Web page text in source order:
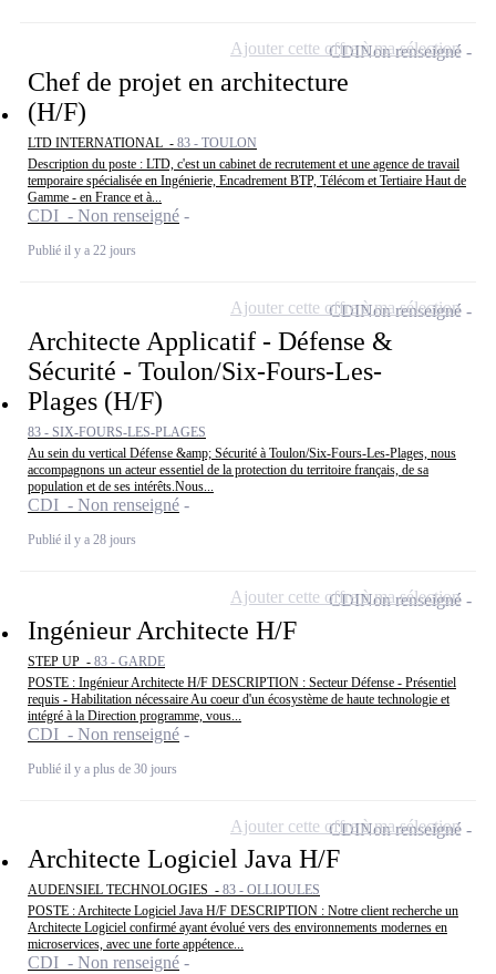
Chef de projet en architecture
(H/F)
LTD INTERNATIONAL - 83 - TOULON
Description du poste : LTD, c'est un cabinet de recrutement et une agence de travail
temporaire spécialisée en Ingénierie, Encadrement BTP, Télécom et Tertiaire Haut de
Gamme - en France et à...
CDI - Non renseigné
Publié il y a 22 jours
CDINon renseigné
Ajouter cette offre à ma sélection
Architecte Applicatif - Défense &
Sécurité - Toulon/Six-Fours-Les-
Plages (H/F)
83 - SIX-FOURS-LES-PLAGES
Au sein du vertical Défense &amp; Sécurité à Toulon/Six-Fours-Les-Plages, nous
accompagnons un acteur essentiel de la protection du territoire français, de sa
population et de ses intérêts.Nous...
CDI - Non renseigné
Publié il y a 28 jours
CDINon renseigné
Ajouter cette offre à ma sélection
Ingénieur Architecte H/F
STEP UP - 83 - GARDE
POSTE : Ingénieur Architecte H/F DESCRIPTION : Secteur Défense - Présentiel
requis - Habilitation nécessaire Au coeur d'un écosystème de haute technologie et
intégré à la Direction programme, vous...
CDI - Non renseigné
Publié il y a plus de 30 jours
CDINon renseigné
Ajouter cette offre à ma sélection
Architecte Logiciel Java H/F
AUDENSIEL TECHNOLOGIES - 83 - OLLIOULES
POSTE : Architecte Logiciel Java H/F DESCRIPTION : Notre client recherche un
Architecte Logiciel confirmé ayant évolué vers des environnements modernes en
microservices, avec une forte appétence...
CDI - Non renseigné
CDINon renseigné
Ajouter cette offre à ma sélection